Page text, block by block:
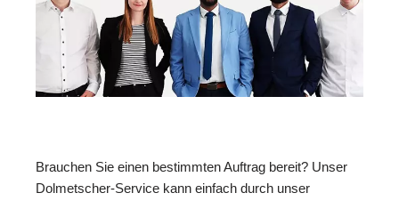
Brauchen Sie einen bestimmten Auftrag bereit? Unser
Dolmetscher-Service kann einfach durch unser